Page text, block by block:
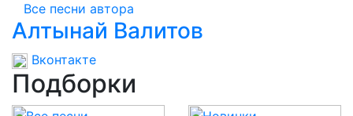
Все песни автора
Алтынай Валитов
Вконтакте
Подборки